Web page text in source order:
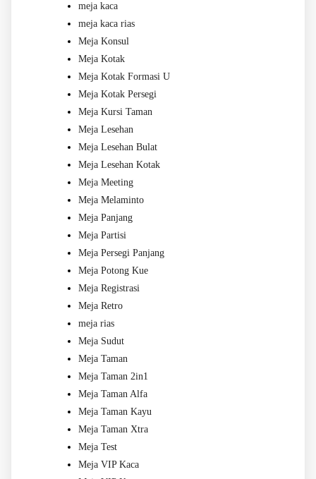
meja kaca
meja kaca rias
Meja Konsul
Meja Kotak
Meja Kotak Formasi U
Meja Kotak Persegi
Meja Kursi Taman
Meja Lesehan
Meja Lesehan Bulat
Meja Lesehan Kotak
Meja Meeting
Meja Melaminto
Meja Panjang
Meja Partisi
Meja Persegi Panjang
Meja Potong Kue
Meja Registrasi
Meja Retro
meja rias
Meja Sudut
Meja Taman
Meja Taman 2in1
Meja Taman Alfa
Meja Taman Kayu
Meja Taman Xtra
Meja Test
Meja VIP Kaca